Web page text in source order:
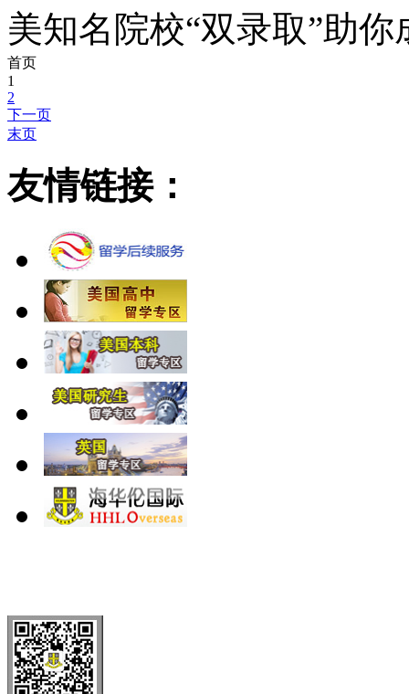
美知名院校“双录取”助
首页
1
2
下一页
末页
友情链接：